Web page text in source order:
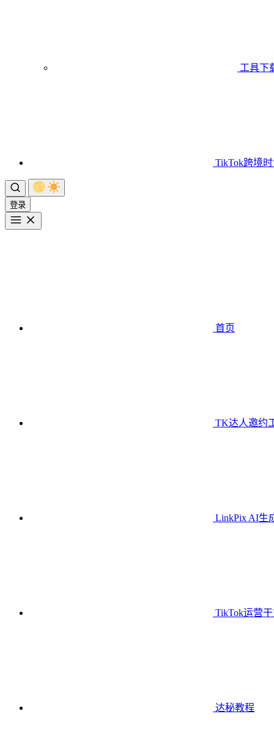
工具下
TikTok跨境
登录
首页
TK达人邀约
LinkPix AI生
TikTok运营
达秘教程